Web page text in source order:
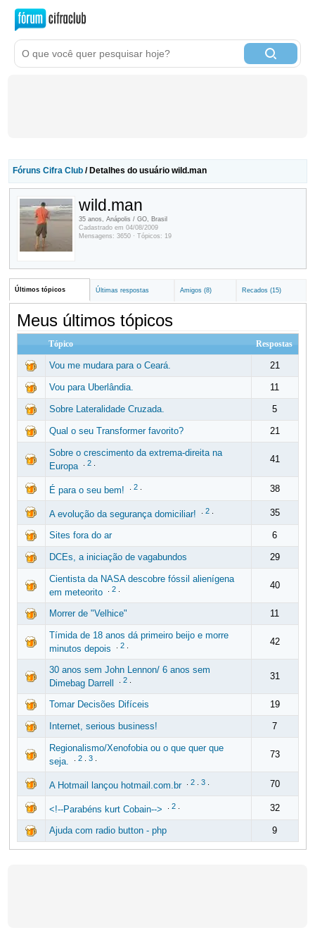
Fóruns Cifra Club/ Detalhes do usuário wild.man
wild.man
35 anos, Anápolis / GO, Brasil
Cadastrado em 04/08/2009
Mensagens: 3650 · Tópicos: 19
Últimos tópicos Últimas respostas Amigos (8) Recados (15)
Meus últimos tópicos
Tópico Respostas
Vou me mudara para o Ceará. 21
Vou para Uberlândia. 11
Sobre Lateralidade Cruzada. 5
Qual o seu Transformer favorito? 21
Sobre o crescimento da extrema-direita na
Europa
2. 41
É para o seu bem! 2. 38
A evolução da segurança domiciliar! 2. 35
Sites fora do ar 6
DCEs, a iniciação de vagabundos 29
Cientista da NASA descobre fóssil alienígena
em meteorito
2. 40
Morrer de "Velhice" 11
Tímida de 18 anos dá primeiro beijo e morre
minutos depois
2. 42
30 anos sem John Lennon/ 6 anos sem
Dimebag Darrell
2. 31
Tomar Decisões Difíceis 19
Internet, serious business! 7
Regionalismo/Xenofobia ou o que quer que
seja.
2. 3. 73
A Hotmail lançou hotmail.com.br 2. 3. 70
<!--Parabéns kurt Cobain--> 2. 32
Ajuda com radio button - php 9